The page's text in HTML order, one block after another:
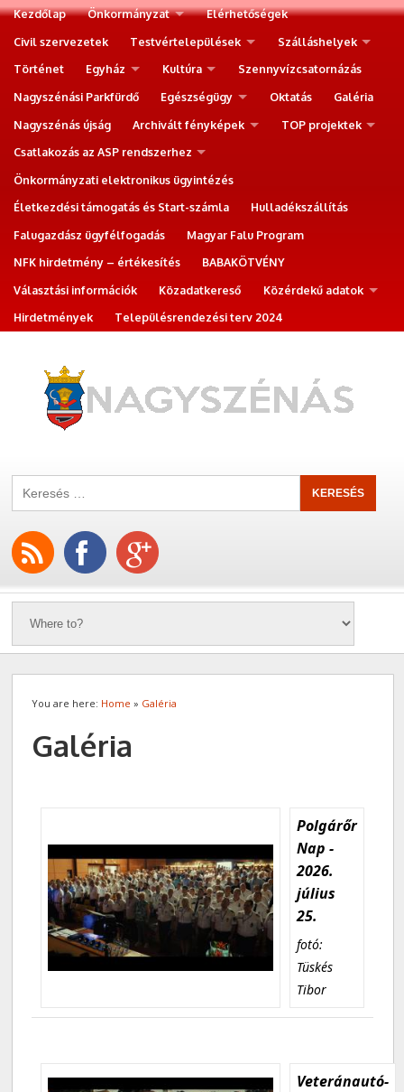
Kezdőlap Önkormányzat
Elérhetőségek
Civil szervezetek
Testvértelepülések
Szálláshelyek
Történet
Egyház Kultúra
Szennyvízcsatornázás
Nagyszénási Parkfürdő
Egészségügy Oktatás
Galéria
Nagyszénás újság
Archivált fényképek
TOP projektek
Csatlakozás az ASP rendszerhez
Önkormányzati elektronikus ügyintézés
Életkezdési támogatás és Start-számla
Hulladékszállítás
Falugazdász ügyfélfogadás
Magyar Falu Program
NFK hirdetmény – értékesítés
BABAKÖTVÉNY
Választási információk
Közadatkereső
Közérdekű adatok
Hirdetmények
Településrendezési terv 2024
You are here: Home » Galéria
Galéria
Polgárőr
Nap -
2026.
július
25.
fotó:
Tüskés
Tibor
Veteránautó-